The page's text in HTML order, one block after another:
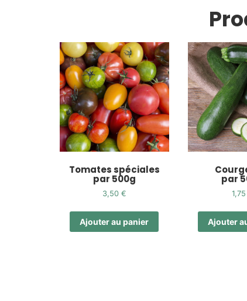
Tomates spéciales
par 500g
3,50 €
Ajouter au panier
par
1,75
Ajouter